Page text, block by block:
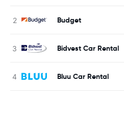
Budget
Bidvest Car Rental
Bluu Car Rental